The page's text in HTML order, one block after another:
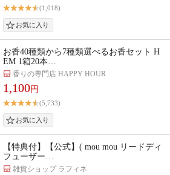
(1,018)
お香40種類から7種類選べるお香セット H
EM 1箱20本…
香りの専門店 HAPPY HOUR
1,100円
(5,733)
【特典付】【公式】( mou mou リードディ
フューザー…
雑貨ショップ ラフィネ